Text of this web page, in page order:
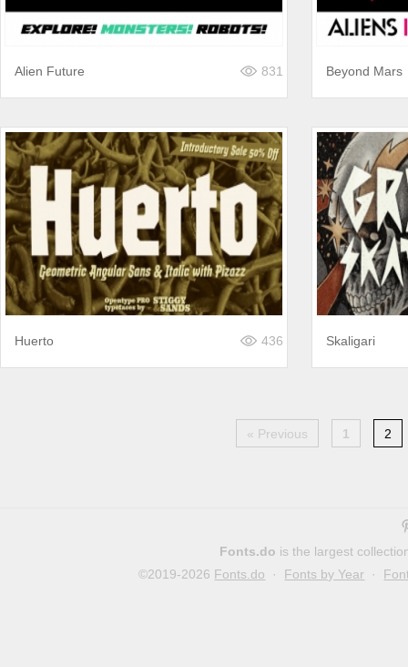
Alien Future 831 Beyond Mars
Huerto 436 Skaligari
« Previous 1 2
Fonts.do is the largest
©2019-2026 Fonts.do · Fonts by Year ·